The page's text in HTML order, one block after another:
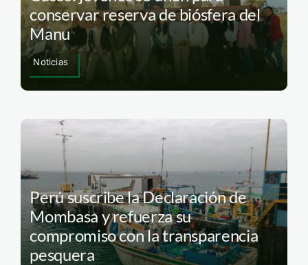
conservar reserva de biósfera del
Manu
Noticias
Perú suscribe la Declaración de
Mombasa y refuerza su
compromiso con la transparencia
pesquera